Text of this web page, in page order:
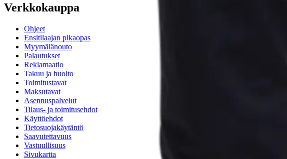
Verkkokauppa
Ohjeet
Ensitilaajan pikaopas
Myymälänouto
Palautukset
Reklamaatio
Takuu ja huolto
Toimitustavat
Maksutavat
Asennuspalvelut
Tilaus- ja toimitusehdot
Käyttöehdot
Tietosuojakäytäntö
Saavutettavuus
Vastuullisuus
Sivukartta